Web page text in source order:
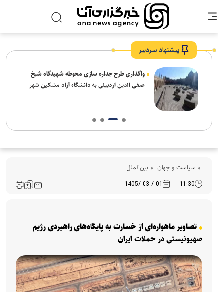
پیشنهاد سردبیر
واگذاری طرح جداره سازی محوطه شهیدگاه شیخ
صفی الدین اردبیلی به دانشگاه آزاد مشکین شهر
سیاست و جهان بین‌الملل
11:30
01 / 03 /1405
تصاویر ماهواره‌ای از خسارت به پایگاه‌های راهبردی رژیم
صهیونیستی در حملات ایران